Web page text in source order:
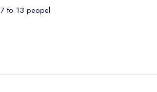
7 to 13 peopel